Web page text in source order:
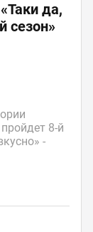
да,
сезон»
8-й
-